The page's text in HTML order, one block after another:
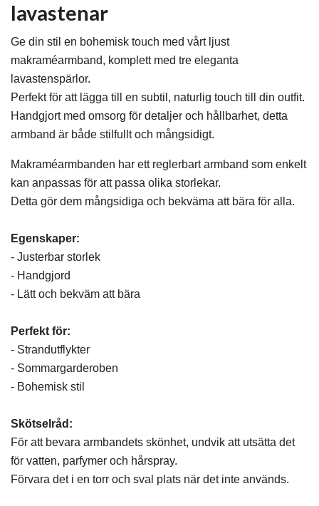
lavastenar
Ge din stil en bohemisk touch med vårt ljust
makraméarmband, komplett med tre eleganta
lavastenspärlor.
Perfekt för att lägga till en subtil, naturlig touch till din outfit.
Handgjort med omsorg för detaljer och hållbarhet, detta
armband är både stilfullt och mångsidigt.
Makraméarmbanden har ett reglerbart armband som enkelt
kan anpassas för att passa olika storlekar.
Detta gör dem mångsidiga och bekväma att bära för alla.
Egenskaper:
- Justerbar storlek
- Handgjord
- Lätt och bekväm att bära
Perfekt för:
- Strandutflykter
- Sommargarderoben
- Bohemisk stil
Skötselråd:
För att bevara armbandets skönhet, undvik att utsätta det
för vatten, parfymer och hårspray.
Förvara det i en torr och sval plats när det inte används.